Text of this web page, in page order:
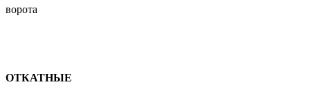
ворота
ОТКАТНЫЕ